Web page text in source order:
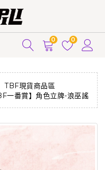
0 0
TBF現貨商品區
一番賞】角色立牌-浪巫謠